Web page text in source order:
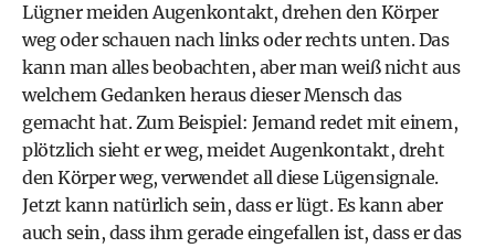
Lügner meiden Augenkontakt, drehen den Körper
weg oder schauen nach links oder rechts unten. Das
kann man alles beobachten, aber man weiß nicht aus
welchem Gedanken heraus dieser Mensch das
gemacht hat. Zum Beispiel: Jemand redet mit einem,
plötzlich sieht er weg, meidet Augenkontakt, dreht
den Körper weg, verwendet all diese Lügensignale.
Jetzt kann natürlich sein, dass er lügt. Es kann aber
auch sein, dass ihm gerade eingefallen ist, dass er das